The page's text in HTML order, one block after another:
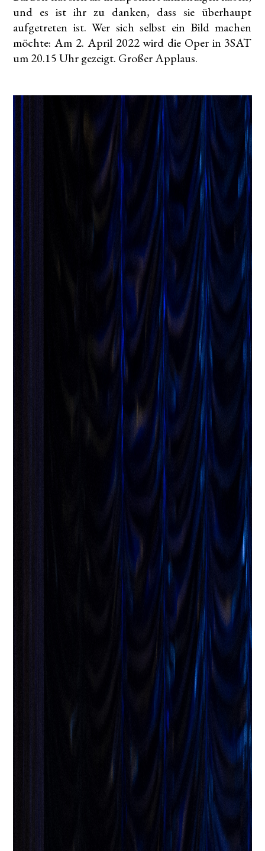
und es ist ihr zu danken, dass sie überhaupt
aufgetreten ist. Wer sich selbst ein Bild machen
möchte: Am 2. April 2022 wird die Oper in 3SAT
um 20.15 Uhr gezeigt. Großer Applaus.